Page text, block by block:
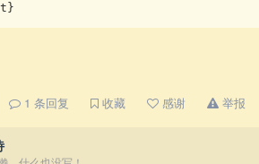
1 条回复 收藏 感谢 举报